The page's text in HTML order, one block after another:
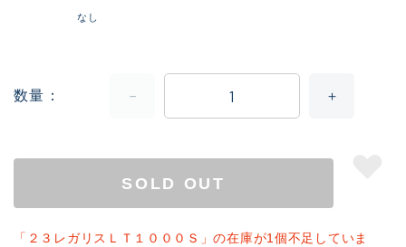
なし
数量
SOLD OUT
「２３レガリスＬＴ１０００Ｓ」の在庫が1個不足していま